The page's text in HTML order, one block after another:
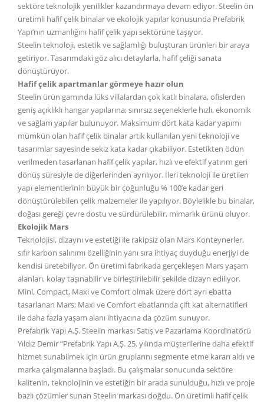
sektöre teknolojik yenilikler kazandırmaya devam ediyor. Steelin ön
üretimli hafif çelik binalar ve ekolojik yapılar konusunda Prefabrik
Yapı’nın uzmanlığını hafif çelik yapı sektörüne taşıyor.
Steelin teknoloji, estetik ve sağlamlığı buluşturan ürünleri bir araya
getiriyor. Tasarımdaki göz alıcı detaylarla, hafif çeliği sanata
dönüştürüyor.
Hafif çelik apartmanlar görmeye hazır olun
Steelin ürün gamında lüks villalardan çok katlı binalara, ofislerden
geniş açıklıklı hangar yapılarına; sınırsız seçeneklerle hızlı, ekonomik
ve sağlam yapılar bulunuyor. Maksimum dört kata kadar yapımı
mümkün olan hafif çelik binalar artık kullanılan yeni teknoloji ve
tasarımlar sayesinde sekiz kata kadar çıkabiliyor. Estetikten ödün
verilmeden tasarlanan hafif çelik yapılar, hızlı ve efektif yatırım geri
dönüş süresiyle de diğerlerinden ayrılıyor. İleri teknoloji ile üretilen
yapı elementlerinin büyük bir çoğunluğu % 100’e kadar geri
dönüştürülebilen çelik malzemeler ile yapılıyor. Böylelikle bu binalar,
doğası gereği çevre dostu ve sürdürülebilir, mimarlık ürünü oluyor.
Ekolojik Mars
Teknolojisi, dizaynı ve estetiği ile rakipsiz olan Mars Konteynerler,
sıfır karbon salınımı özelliğinin yanı sıra ihtiyaç duyduğu enerjiyi de
kendisi üretebiliyor. Ön üretimi fabrikada gerçekleşen Mars yaşam
alanları, kolay taşınabilir ve birleştirilebilir şekilde dizayn ediliyor.
Mini, Compact, Maxi ve Comfort olmak üzere dört ayrı ebatta
tasarlanan Mars; Maxi ve Comfort ebatlarında çift kat alternatifleri
ile daha fazla yaşam alanı ihtiyacına da çözüm sunuyor.
Prefabrik Yapı A.Ş. Steelin markası Satış ve Pazarlama Koordinatörü
Yıldız Demir “Prefabrik Yapı A.Ş. 25. yılında müşterilerine daha efektif
hizmet sunabilmek için ürün gruplarını segmente etme kararı aldı ve
marka çalışmalarına başladı. Bu çalışmalar sonucunda sektöre
kalitenin, teknolojinin ve estetiğin bir arada sunulduğu, hızlı ve proje
bazlı çözümler sunan Steelin markası doğdu. Ön üretimli hafif çelik